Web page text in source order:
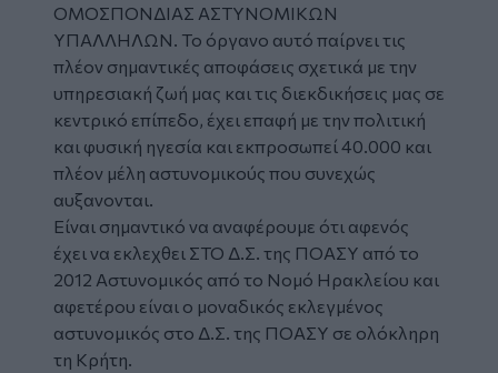
ΟΜΟΣΠΟΝΔΙΑΣ ΑΣΤΥΝΟΜΙΚΩΝ
ΥΠΑΛΛΗΛΩΝ. Το όργανο αυτό παίρνει τις
πλέον σημαντικές αποφάσεις σχετικά με την
υπηρεσιακή ζωή μας και τις διεκδικήσεις μας σε
κεντρικό επίπεδο, έχει επαφή με την πολιτική
και φυσική ηγεσία και εκπροσωπεί 40.000 και
πλέον μέλη αστυνομικούς που συνεχώς
αυξανονται.
Είναι σημαντικό να αναφέρουμε ότι αφενός
έχει να εκλεχθει ΣΤΟ Δ.Σ. της ΠΟΑΣΥ από το
2012 Αστυνομικός από το Νομό Ηρακλείου και
αφετέρου είναι ο μοναδικός εκλεγμένος
αστυνομικός στο Δ.Σ. της ΠΟΑΣΥ σε ολόκληρη
τη Κρήτη.